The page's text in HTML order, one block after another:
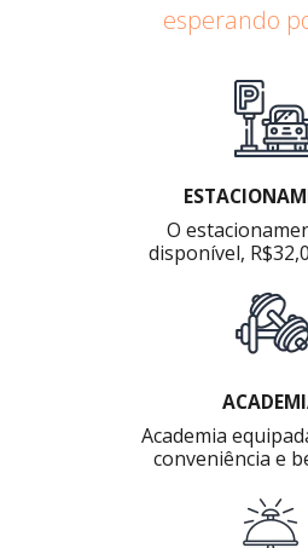
esperando
O
disponível,
Academia
conveniência e